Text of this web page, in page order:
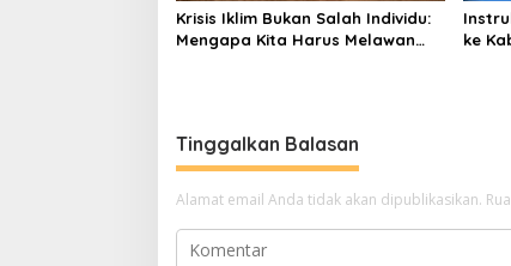
Krisis Iklim Bukan Salah Individu:
Mengapa Kita Harus Melawan
ke
Tinggalkan Balasan
Alamat email Anda tidak akan dipublikasikan.